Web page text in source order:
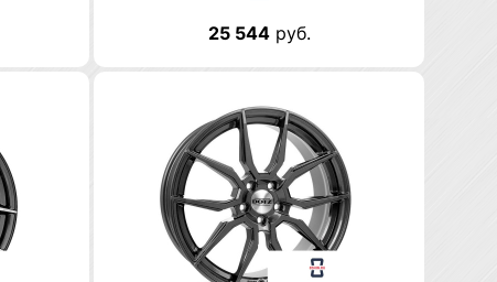
25 544руб.